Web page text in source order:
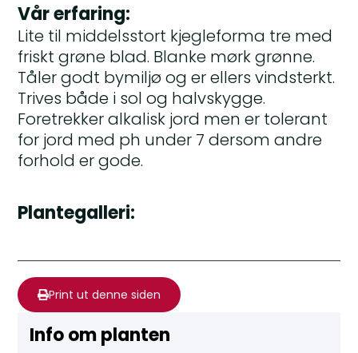
Vår erfaring:
Lite til middelsstort kjegleforma tre med
friskt grøne blad. Blanke mørk grønne.
Tåler godt bymiljø og er ellers vindsterkt.
Trives både i sol og halvskygge.
Foretrekker alkalisk jord men er tolerant
for jord med ph under 7 dersom andre
forhold er gode.
Plantegalleri:
Print ut denne siden
Info om planten